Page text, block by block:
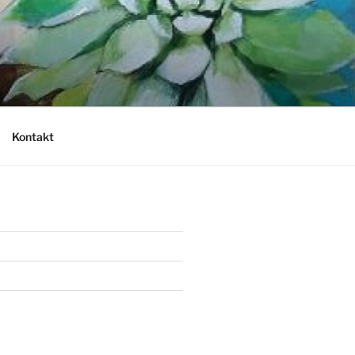
Kontakt